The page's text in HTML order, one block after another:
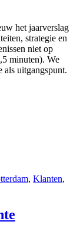
het jaarverslag
strategie en
niet op
minuten). We
als uitgangspunt.
, Klanten,